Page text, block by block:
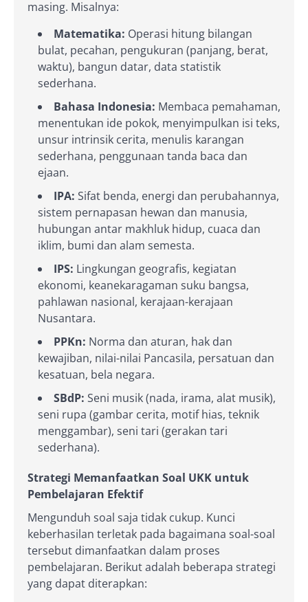
masing. Misalnya:
Matematika: Operasi hitung bilangan
bulat, pecahan, pengukuran (panjang, berat,
waktu), bangun datar, data statistik
sederhana.
Bahasa Indonesia: Membaca pemahaman,
menentukan ide pokok, menyimpulkan isi teks,
unsur intrinsik cerita, menulis karangan
sederhana, penggunaan tanda baca dan
ejaan.
IPA: Sifat benda, energi dan perubahannya,
sistem pernapasan hewan dan manusia,
hubungan antar makhluk hidup, cuaca dan
iklim, bumi dan alam semesta.
IPS: Lingkungan geografis, kegiatan
ekonomi, keanekaragaman suku bangsa,
pahlawan nasional, kerajaan-kerajaan
Nusantara.
PPKn: Norma dan aturan, hak dan
kewajiban, nilai-nilai Pancasila, persatuan dan
kesatuan, bela negara.
SBdP: Seni musik (nada, irama, alat musik),
seni rupa (gambar cerita, motif hias, teknik
menggambar), seni tari (gerakan tari
sederhana).
Strategi Memanfaatkan Soal UKK untuk
Pembelajaran Efektif
Mengunduh soal saja tidak cukup. Kunci
keberhasilan terletak pada bagaimana soal-soal
tersebut dimanfaatkan dalam proses
pembelajaran. Berikut adalah beberapa strategi
yang dapat diterapkan: